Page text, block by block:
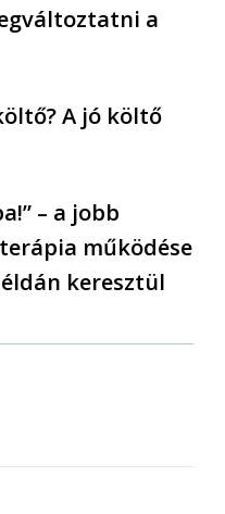
a
A jó költő
– a jobb
működése
keresztül